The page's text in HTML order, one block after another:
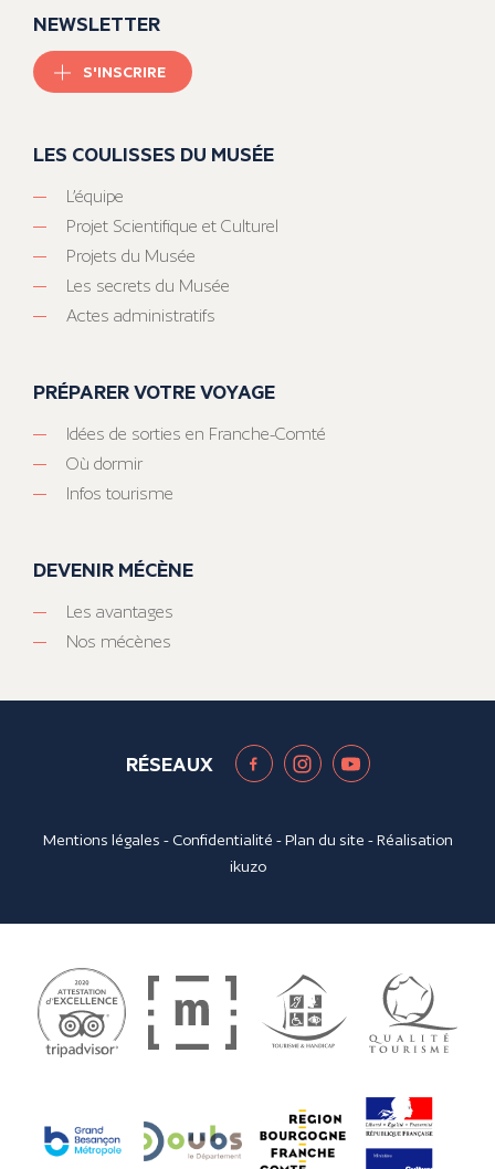
NEWSLETTER
S'INSCRIRE
LES COULISSES DU MUSÉE
L’équipe
Projet Scientifique et Culturel
Projets du Musée
Les secrets du Musée
Actes administratifs
PRÉPARER VOTRE VOYAGE
Idées de sorties en Franche-Comté
Où dormir
Infos tourisme
DEVENIR MÉCÈNE
Les avantages
Nos mécènes
RÉSEAUX
Mentions légales - Confidentialité -Plan du site - Réalisation
ikuzo